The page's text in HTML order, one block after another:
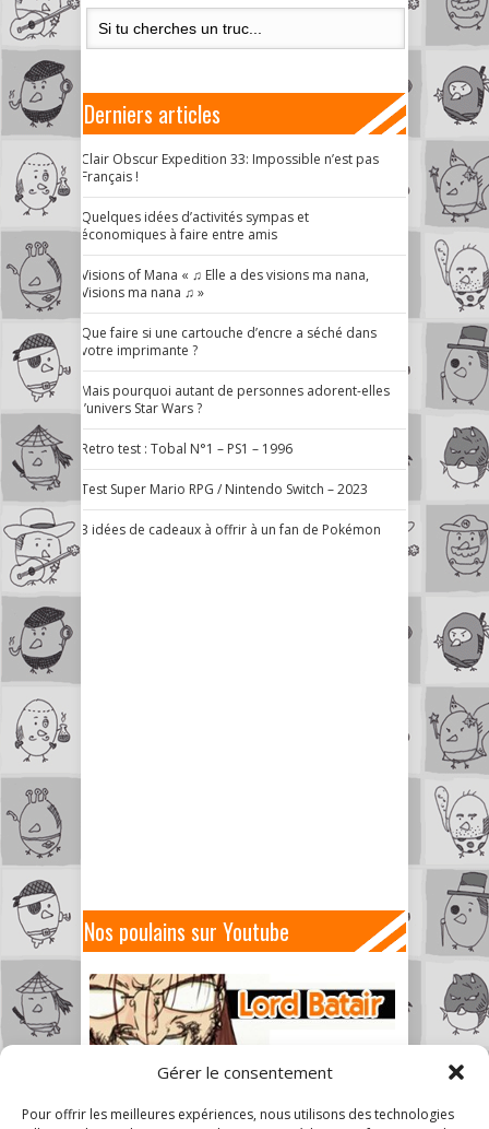
Gérer le consentement
Pour offrir les meilleures expériences, nous utilisons des technologies
Derniers articles
Clair Obscur Expedition 33: Impossible n’est pas
Français !
Quelques idées d’activités sympas et
économiques à faire entre amis
Visions of Mana « ♫ Elle a des visions ma nana,
Visions ma nana ♫ »
Que faire si une cartouche d’encre a séché dans
votre imprimante ?
Mais pourquoi autant de personnes adorent-elles
l’univers Star Wars ?
Retro test : Tobal N°1 – PS1 – 1996
Test Super Mario RPG / Nintendo Switch – 2023
3 idées de cadeaux à offrir à un fan de Pokémon
Nos poulains sur Youtube